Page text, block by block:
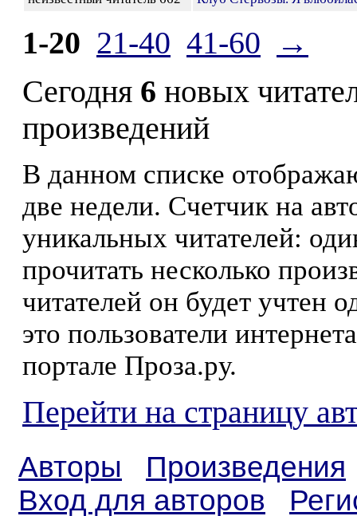
1-20 21-40 41-60
→
Сегодня 6 новых
произведений
В данном списке
две недели. Счетчик на
уникальных читателей:
прочитать несколько
читателей он будет учтен
это пользователи
портале Проза.ру.
Перейти на страницу
Авторы
Произведения
Вход для авторов